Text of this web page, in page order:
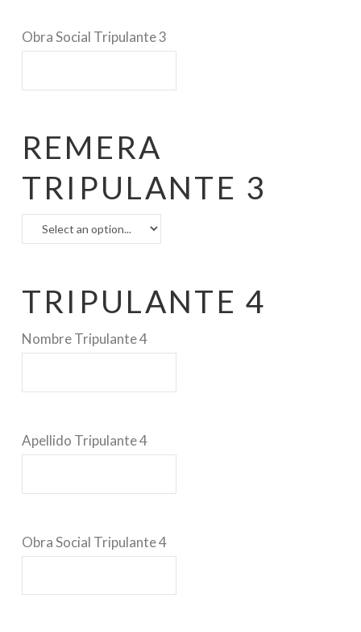
Obra Social Tripulante 3
REMERA
TRIPULANTE 3
TRIPULANTE 4
Nombre Tripulante 4
Apellido Tripulante 4
Obra Social Tripulante 4